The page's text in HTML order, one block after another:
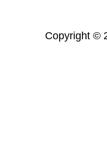
Copyright ©